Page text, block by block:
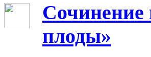
Сочинение
плоды»